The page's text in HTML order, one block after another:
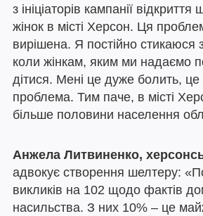
з ініціаторів кампанії
жінок в місті Херсон. Ця
вирішена. Я постійно стикаюся
коли жінкам, яким ми надаємо
дітися. Мені це дуже болить,
проблема. Тим паче, в місті
більше половини населення
Анжела Литвиненко,
адвокує створення шелтеру:
викликів на 102 щодо фактів
насильства. З них 10% – це